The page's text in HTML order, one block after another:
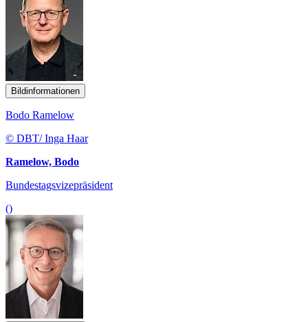
Bildinformationen
Bodo Ramelow
© DBT/ Inga Haar
Ramelow, Bodo
Bundestagsvizepräsident
()